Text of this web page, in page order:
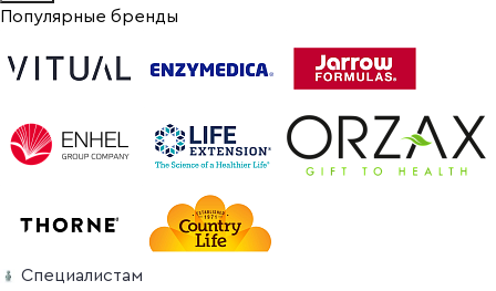
Популярные бренды
Специалистам